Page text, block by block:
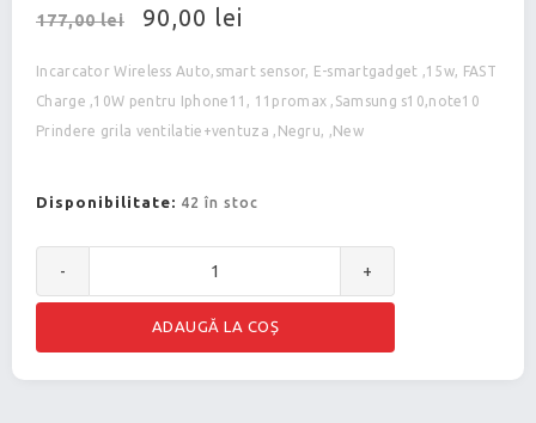
177,00 lei 90,00 lei
Incarcator Wireless Auto,smart sensor, E-smartgadget ,15w, FAST
Charge ,10W pentru Iphone11, 11promax ,Samsung s10,note10
Prindere grila ventilatie+ventuza ,Negru, ,New
Disponibilitate: 42 în stoc
- +